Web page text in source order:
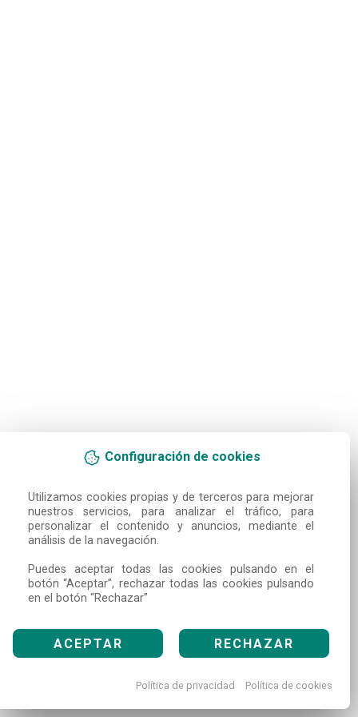
Configuración de cookies
Utilizamos cookies propias y de terceros para mejorar
nuestros servicios, para analizar el tráfico, para
personalizar el contenido y anuncios, mediante el
análisis de la navegación.
Puedes aceptar todas las cookies pulsando en el
botón “Aceptar”, rechazar todas las cookies pulsando
en el botón “Rechazar”
ACEPTAR RECHAZAR
Política de privacidad Política de cookies